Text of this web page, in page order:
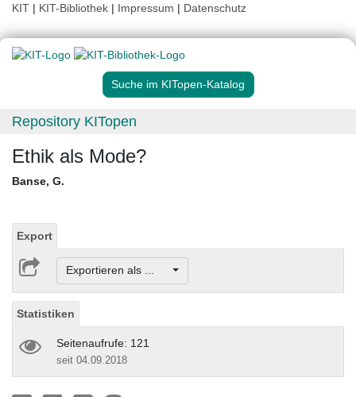
KIT | KIT-Bibliothek | Impressum | Datenschutz
Suche im KITopen-Katalog
Repository KITopen
Ethik als Mode?
Banse, G.
Export
Exportieren als ...
Statistiken
Seitenaufrufe: 121
seit 04.09.2018